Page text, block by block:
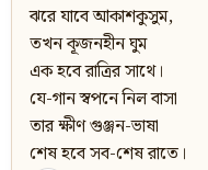
ঝরে যাবে আকাশকুসুম,
তখন কূজনহীন ঘুম
এক হবে রাত্রির সাথে।
যে-গান স্বপনে নিল বাসা
তার ক্ষীণ গুঞ্জন-ভাষা
শেষ হবে সব-শেষ রাতে।